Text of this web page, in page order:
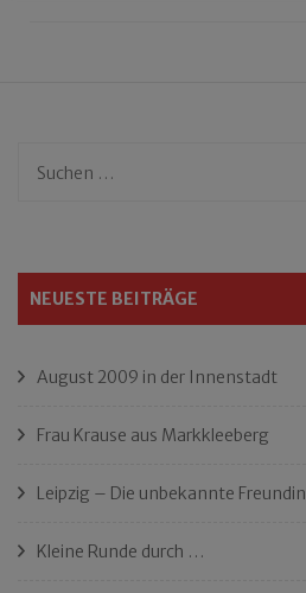
Suchen
NEUESTE BEITRÄGE
August 2009 in der Innenstadt
Frau Krause aus Markkleeberg
Leipzig – Die unbekannte Freundin
Kleine Runde durch …